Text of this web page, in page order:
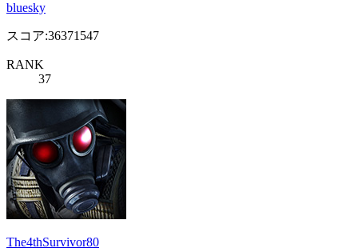
bluesky
スコア:36371547
RANK
37
The4thSurvivor80